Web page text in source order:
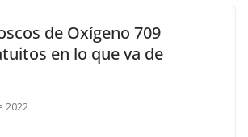
de Oxígeno 709
en lo que va de
2022